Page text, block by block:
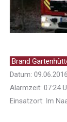
Brand
Datum: 09.06.2016
Alarmzeit: 07:24
Einsatzort: Im